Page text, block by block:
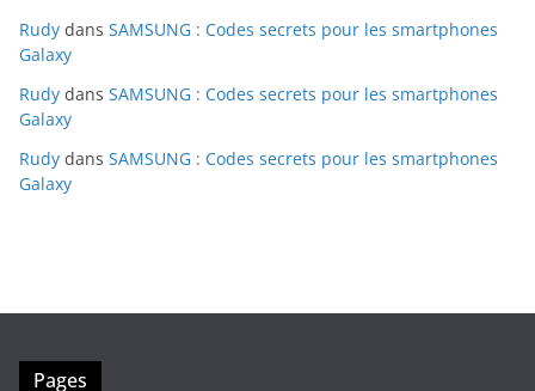
Rudy dans SAMSUNG : Codes secrets pour les smartphones
Galaxy
Rudy dans SAMSUNG : Codes secrets pour les smartphones
Galaxy
Rudy dans SAMSUNG : Codes secrets pour les smartphones
Galaxy
Pages